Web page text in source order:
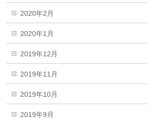
2020年2月
2020年1月
2019年12月
2019年11月
2019年10月
2019年9月